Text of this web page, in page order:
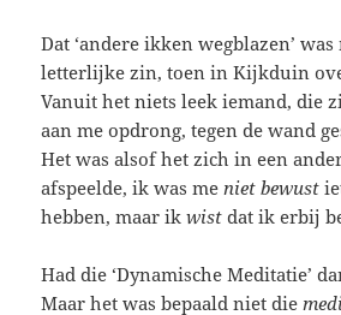
Dat ‘andere ikken wegblazen’
letterlijke zin, toen in Kijkduin
Vanuit het niets leek iemand, die
aan me opdrong, tegen de wand
Het was alsof het zich in een
afspeelde, ik was meniet bewust
hebben, maar ikwist dat ik erbij
Had die ‘Dynamische Meditatie’
Maar het was bepaald niet die